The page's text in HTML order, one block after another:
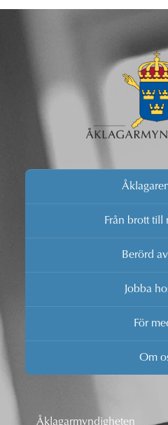
Från brott till
Berörd
Jobba
För
Om
Åklagarmyndigheten